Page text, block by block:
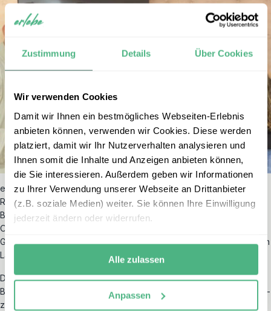
Zustimmung Details Über Cookies
Wir verwenden Cookies
Damit wir Ihnen ein bestmögliches Webseiten-Erlebnis
anbieten können, verwenden wir Cookies. Diese werden
platziert, damit wir Ihr Nutzerverhalten analysieren und
Ihnen somit die Inhalte und Anzeigen anbieten können,
die Sie interessieren. Außerdem geben wir Informationen
zu Ihrer Verwendung unserer Webseite an Drittanbieter
(z.B. soziale Medien) weiter. Sie können Ihre Einwilligung
jederzeit ändern oder widerrufen.
Alle zulassen
Anpassen
erlebe achtet als nachhaltiger Reiseveranstalter darauf, dass Ihre
Reise möglichst viele positive Auswirkungen auf die lokale
Bevölkerung hat. So arbeiten wir mit lokalen Partneragenturen vor
Ort, unterstützen kleine, lokal geführte Unterkünfte, buchen lokale
Guides ein und achten darauf, dass möglichst viel Geld im bereisten
Land bleibt.
Die lokalen Partneragenturen in Peru und Bolivien sind stark im
Bereich der Nachhaltigkeit engagiert. Unsere Partner, die Travelife-
zertifiziert sind, teilen die gleichen Ziele und Werte wie erlebe. Sie